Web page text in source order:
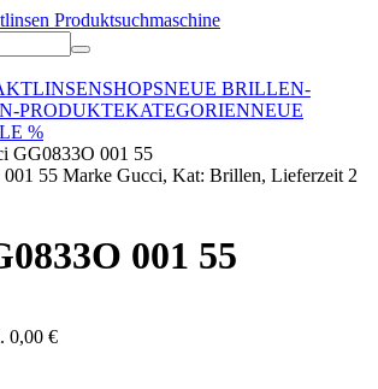
SHOPSNEUE BRILLEN-
PRODUKTEKATEGORIENNEUE
%
GG0833O 001 55
001 55
0,00 €